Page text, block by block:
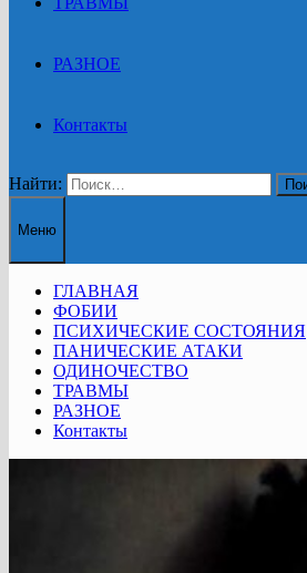
РАЗНОЕ
Контакты
Найти:
Меню
ГЛАВНАЯ
ФОБИИ
ПСИХИЧЕСКИЕ СОСТОЯНИЯ
ПАНИЧЕСКИЕ АТАКИ
ОДИНОЧЕСТВО
ТРАВМЫ
РАЗНОЕ
Контакты